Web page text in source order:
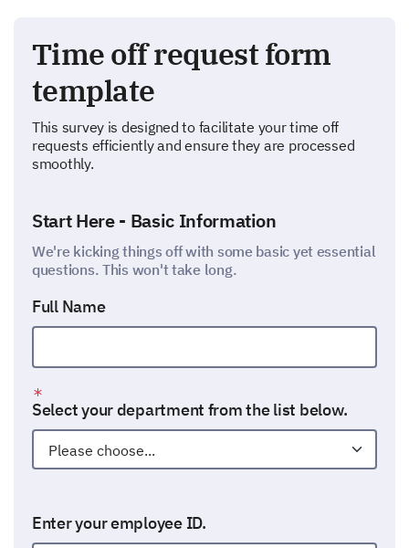
Time off request form
template
This survey is designed to facilitate your time off
requests efficiently and ensure they are processed
smoothly.
Start Here - Basic Information
We're kicking things off with some basic yet essential
questions. This won't take long.
Full Name
Select your department from the list below.
Enter your employee ID.